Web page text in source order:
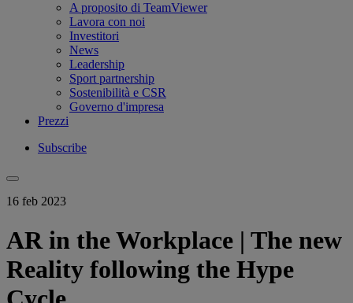
A proposito di TeamViewer
Lavora con noi
Investitori
News
Leadership
Sport partnership
Sostenibilità e CSR
Governo d'impresa
Prezzi
Subscribe
16 feb 2023
AR in the Workplace | The new
Reality following the Hype